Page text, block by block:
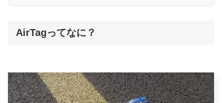
AirTagってなに？